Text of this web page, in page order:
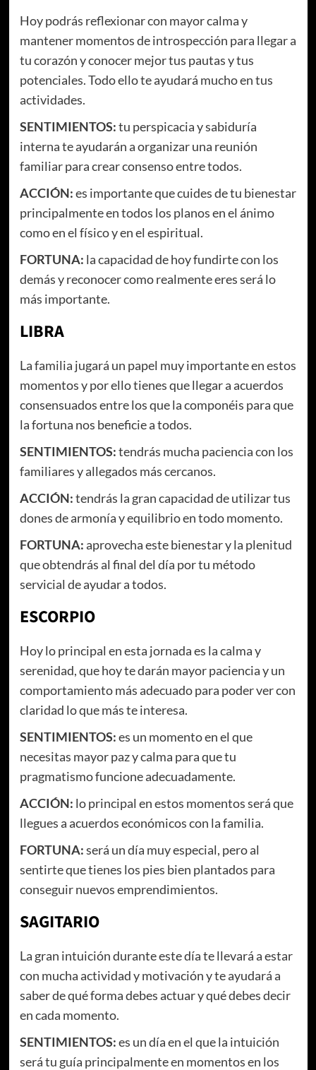
Hoy podrás reflexionar con mayor calma y
mantener momentos de introspección para llegar a
tu corazón y conocer mejor tus pautas y tus
potenciales. Todo ello te ayudará mucho en tus
actividades.
SENTIMIENTOS:tu perspicacia y sabiduría
interna te ayudarán a organizar una reunión
familiar para crear consenso entre todos.
ACCIÓN:es importante que cuides de tu bienestar
principalmente en todos los planos en el ánimo
como en el físico y en el espiritual.
FORTUNA: la capacidad de hoy fundirte con los
demás y reconocer como realmente eres será lo
más importante.
LIBRA
La familia jugará un papel muy importante en estos
momentos y por ello tienes que llegar a acuerdos
consensuados entre los que la componéis para que
la fortuna nos beneficie a todos.
SENTIMIENTOS:tendrás mucha paciencia con los
familiares y allegados más cercanos.
ACCIÓN:tendrás la gran capacidad de utilizar tus
dones de armonía y equilibrio en todo momento.
FORTUNA:aprovecha este bienestar y la plenitud
que obtendrás al final del día por tu método
servicial de ayudar a todos.
ESCORPIO
Hoy lo principal en esta jornada es la calma y
serenidad, que hoy te darán mayor paciencia y un
comportamiento más adecuado para poder ver con
claridad lo que más te interesa.
SENTIMIENTOS:es un momento en el que
necesitas mayor paz y calma para que tu
pragmatismo funcione adecuadamente.
ACCIÓN: lo principal en estos momentos será que
llegues a acuerdos económicos con la familia.
FORTUNA:será un día muy especial, pero al
sentirte que tienes los pies bien plantados para
conseguir nuevos emprendimientos.
SAGITARIO
La gran intuición durante este día te llevará a estar
con mucha actividad y motivación y te ayudará a
saber de qué forma debes actuar y qué debes decir
en cada momento.
SENTIMIENTOS:es un día en el que la intuición
será tu guía principalmente en momentos en los